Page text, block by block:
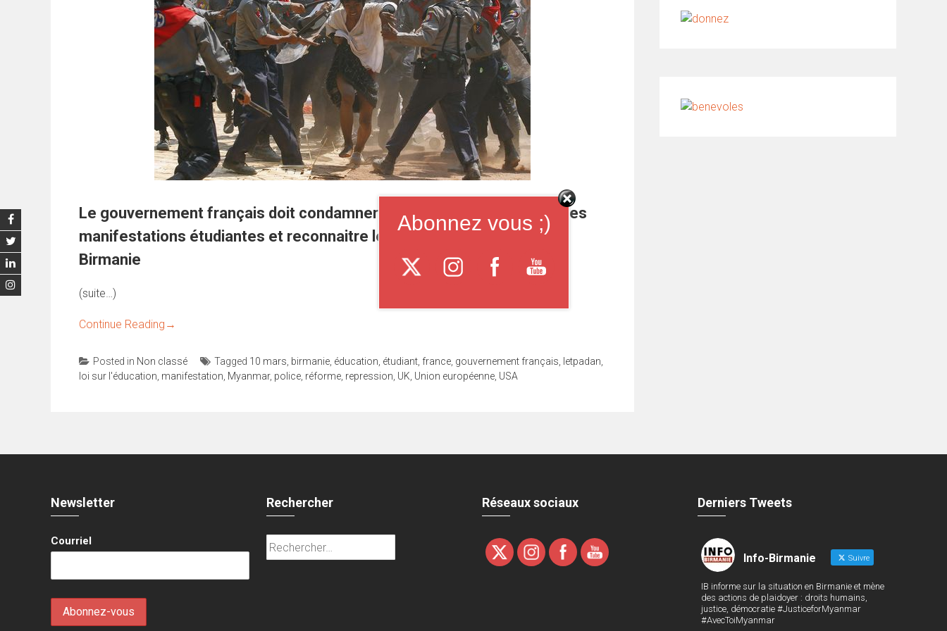
Le gouvernement français doit condamner fermement la répression des
manifestations étudiantes et reconnaitre le recul des réformes en
Birmanie
(suite…)
Continue Reading →
Posted in Non classé Tagged 10 mars birmanie éducation étudiant france gouvernement français letpadan
loi sur l'éducation manifestation Myanmar, police réforme repression UK Union européenne USA
Newsletter
Courriel
Rechercher
Rechercher :
Réseaux sociaux Derniers Tweets
Info-Birmanie Suivre
IB informe sur la situation en Birmanie et mène
des actions de plaidoyer : droits humains,
justice, démocratie #JusticeforMyanmar
#AvecToiMyanmar
Abonnez vous ;)